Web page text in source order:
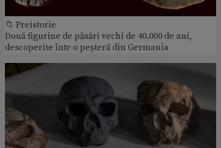
📁 Preistorie
Două figurine de păsări vechi de 40.000 de ani,
descoperite într-o peșteră din Germania